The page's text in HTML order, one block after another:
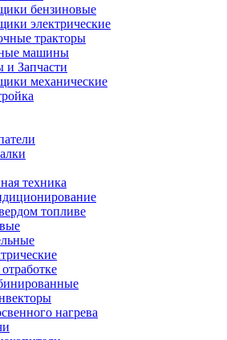
бензиновые
электрические
тракторы
машины
и Запчасти
механические
техника
топливе
нагрева